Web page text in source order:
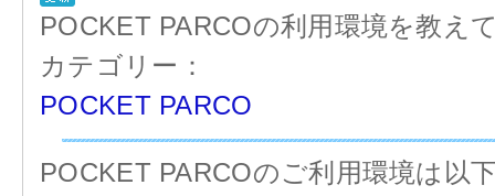
POCKET PARCOの利用環境を教え
カテゴリー：
POCKET PARCO
POCKET PARCOのご利用環境は以